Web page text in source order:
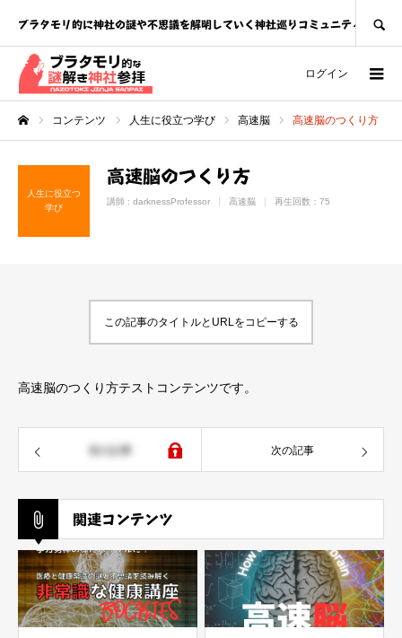
ブラタモリ的に神社の謎や不思議を解明していく神社巡りコミュニティ
ログイン
コンテンツ 人生に役立つ学び 高速脳 高速脳のつくり方
人生に役立つ
学び
高速脳のつくり方
講師 : darknessProfessor 高速脳 再生回数：75
この記事のタイトルとURLをコピーする
高速脳のつくり方テストコンテンツです。
次の記事
関連コンテンツ